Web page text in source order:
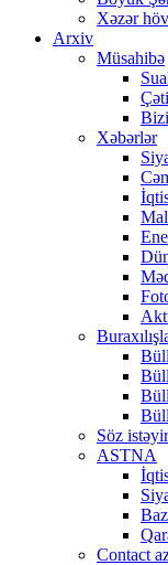
Xəzər
Arxiv
Müsahibə
Xəbərlər
Söz
ASTNA
Contact